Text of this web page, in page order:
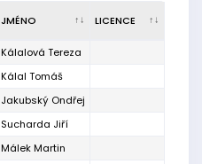
JMÉNO LICENCE
Kálalová Tereza
Kálal Tomáš
Jakubský Ondřej
Sucharda Jiří
Málek Martin